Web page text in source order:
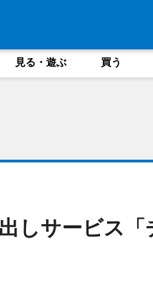
見る・遊ぶ 買う
しサービス